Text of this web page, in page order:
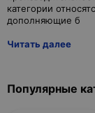
категории
Читать далее
Популярные